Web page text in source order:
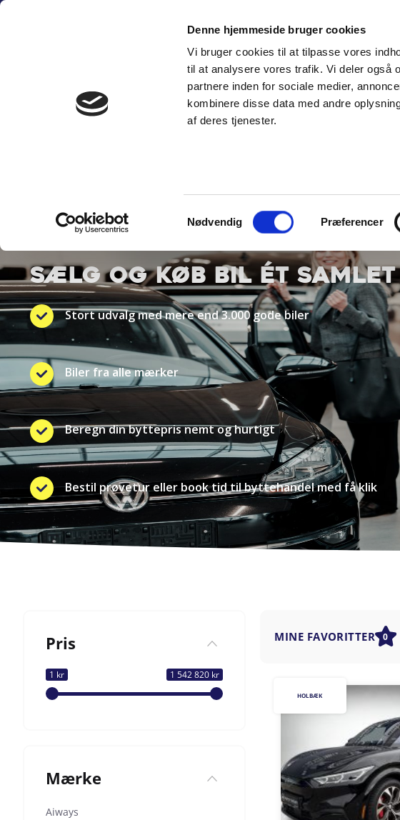
Denne hjemmeside bruger cookies
Vi bruger cookies til at tilpasse vores
til at analysere vores trafik. Vi deler også
partnere inden for sociale medier,
kombinere disse data med andre
af deres tjenester.
Samtykkevalg
Nødvendig Præferencer
Fortsæt
SÆLG PERSONBIL SÆLG
BYT TIL NYT
SÆLG OG KØB BIL ÉT
Stort udvalg med mere end 3.000 gode biler
Biler fra alle mærker
Beregn din byttepris nemt og hurtigt
Bestil prøvetur eller book tid til byttehandel med få klik
Pris
1 kr 1 542 820 kr
Mærke
Aiways
MINE FAVORITTER 0
HOLBÆK